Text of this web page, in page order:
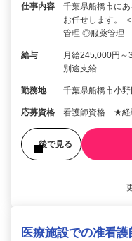
仕事内容
千葉県船橋市に
お任せします。
管理 ◎服薬管理
給与
月給245,000円
別途支給
勤務地 千葉県船橋市小
応募資格 看護師資格 ★経
後で見る
医療施設での准看護